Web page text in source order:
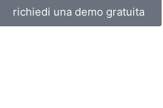
richiedi una demo gratuita